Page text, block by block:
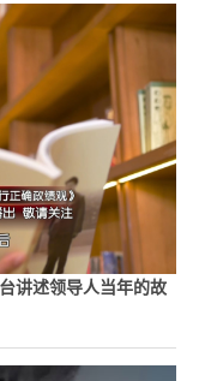
讲述领导人当年的故